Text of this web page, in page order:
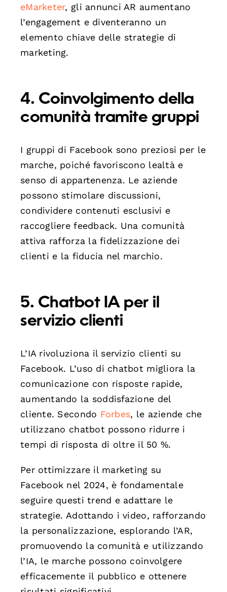
eMarketer, gli annunci AR aumentano
l’engagement e diventeranno un
elemento chiave delle strategie di
marketing.
4. Coinvolgimento della
comunità tramite gruppi
I gruppi di Facebook sono preziosi per le
marche, poiché favoriscono lealtà e
senso di appartenenza. Le aziende
possono stimolare discussioni,
condividere contenuti esclusivi e
raccogliere feedback. Una comunità
attiva rafforza la fidelizzazione dei
clienti e la fiducia nel marchio.
5. Chatbot IA per il
servizio clienti
L’IA rivoluziona il servizio clienti su
Facebook. L’uso di chatbot migliora la
comunicazione con risposte rapide,
aumentando la soddisfazione del
cliente. Secondo Forbes, le aziende che
utilizzano chatbot possono ridurre i
tempi di risposta di oltre il 50 %.
Per ottimizzare il marketing su
Facebook nel 2024, è fondamentale
seguire questi trend e adattare le
strategie. Adottando i video, rafforzando
la personalizzazione, esplorando l’AR,
promuovendo la comunità e utilizzando
l’IA, le marche possono coinvolgere
efficacemente il pubblico e ottenere